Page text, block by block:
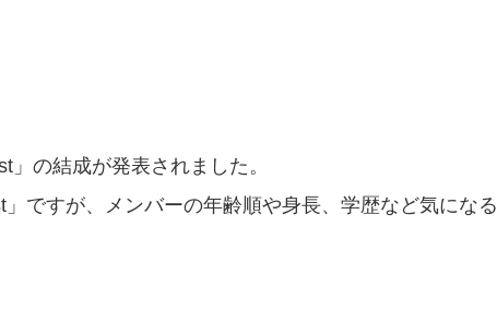
の結成が発表されました。
ですが、メンバーの年齢順や身長、学歴など気になる